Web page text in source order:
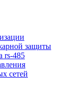
защиты
rs-485
сетей